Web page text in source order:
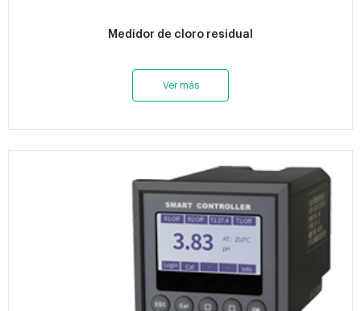
Medidor de cloro residual
Ver más